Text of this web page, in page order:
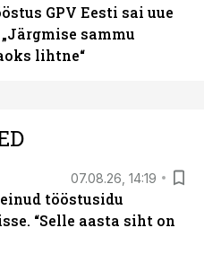
GPV Eesti sai uue
sammu
lihtne“
07.08.26, 14:19
tööstusidu
“Selle aasta siht on